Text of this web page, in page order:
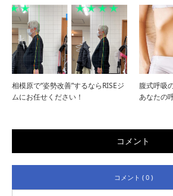
相模原で“姿勢改善”するならRISEジ
ムにお任せください！
腹式呼吸
あなたの
コメント
コメント ( 0 )